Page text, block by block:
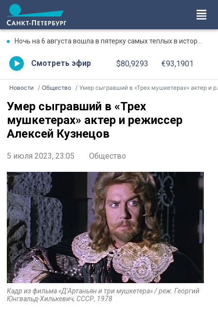
Ночь на 6 августа вошла в пятерку самых теплых в истории Петербурга
Смотреть эфир $80,9293 €93,1901
Новости Общество Умер сыгравший в «Трех мушкетерах» актер и режиссер Алексей Кузнецoв
Умер сыгравший в «Трех
мушкетерах» актер и режиссер
Алексей Кузнецoв
5 июля 2023, 23:05 Общество
Кадр из фильма «Д’Артаньян и три мушкетера» / реж. Георгий
Юнгвальд-Хилькевич, СССР, 1978